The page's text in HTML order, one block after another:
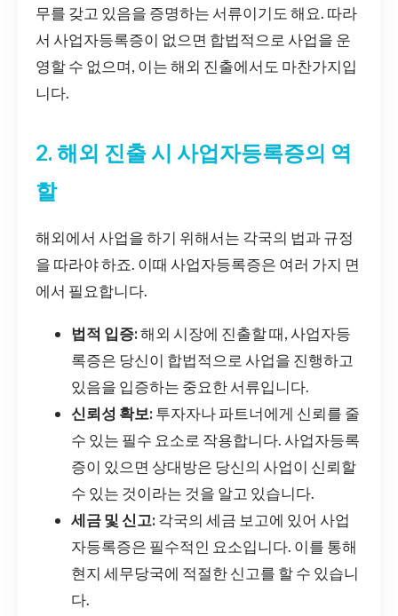
무를 갖고 있음을 증명하는 서류이기도 해요. 따라
서 사업자등록증이 없으면 합법적으로 사업을 운
영할 수 없으며, 이는 해외 진출에서도 마찬가지입
니다.
2. 해외 진출 시 사업자등록증의 역
할
해외에서 사업을 하기 위해서는 각국의 법과 규정
을 따라야 하죠. 이때 사업자등록증은 여러 가지 면
에서 필요합니다.
법적 입증:해외 시장에 진출할 때, 사업자등
록증은 당신이 합법적으로 사업을 진행하고
있음을 입증하는 중요한 서류입니다.
신뢰성 확보: 투자자나 파트너에게 신뢰를 줄
수 있는 필수 요소로 작용합니다. 사업자등록
증이 있으면 상대방은 당신의 사업이 신뢰할
수 있는 것이라는 것을 알고 있습니다.
세금 및 신고: 각국의 세금 보고에 있어 사업
자등록증은 필수적인 요소입니다. 이를 통해
현지 세무당국에 적절한 신고를 할 수 있습니
다.